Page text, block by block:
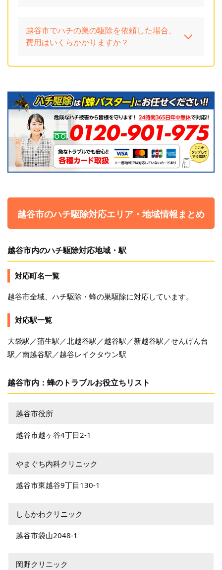
越谷市でハチの巣の駆除を依頼した場合、
費用はいくらかかりますか？
越谷市のハチ駆除対応エリア・地域情報まとめ
越谷市内のハチ駆除対応地域・駅
対応町名一覧
越谷市全域、ハチ駆除・蜂の巣駆除に対応しています。
対応駅一覧
大袋駅／蒲生駅／北越谷駅／越谷駅／新越谷駅／せんげん台
駅／南越谷駅／越谷レイクタウン駅
越谷市内：蜂のトラブルお役立ちリスト
越谷市役所
越谷市越ヶ谷4丁目2-1
やまぐち内科クリニック
越谷市東越谷9丁目130-1
しもかわクリニック
越谷市袋山2048-1
岡野クリニック